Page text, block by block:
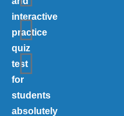
interactive
practice
quiz
test
for
students
absolutely